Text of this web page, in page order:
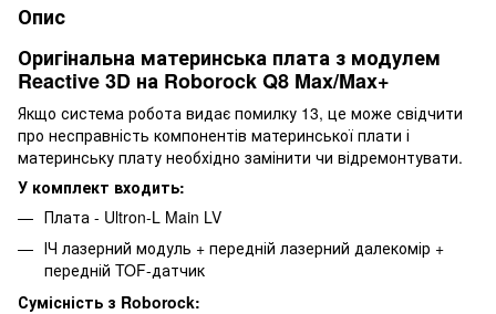
Опис
Оригінальна материнська плата з модулем
Reactive 3D на Roborock Q8 Max/Max+
Якщо система робота видає помилку 13, це може свідчити
про несправність компонентів материнської плати і
материнську плату необхідно замінити чи відремонтувати.
У комплект входить:
Плата - Ultron-L Main LV
ІЧ лазерний модуль + передній лазерний далекомір +
передній TOF-датчик
Сумісність з Roborock: